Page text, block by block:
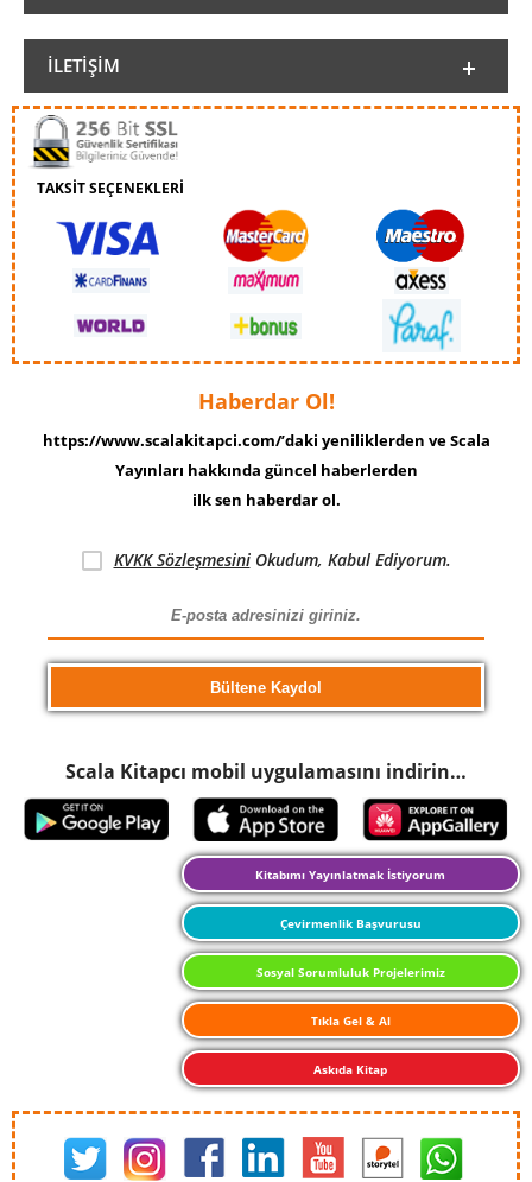
İLETIŞIM
TAKSİT SEÇENEKLERİ
Haberdar Ol!
https://www.scalakitapci.com/’daki yeniliklerden ve Scala
Yayınları hakkında güncel haberlerden
ilk sen haberdar ol.
KVKK SözleşmesiniOkudum, Kabul Ediyorum.
Scala Kitapcı mobil uygulamasını indirin…
Kitabımı Yayınlatmak İstiyorum
Çevirmenlik Başvurusu
Sosyal Sorumluluk Projelerimiz
Tıkla Gel & Al
Askıda Kitap